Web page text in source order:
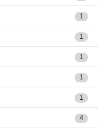
1
1
1
1
1
4